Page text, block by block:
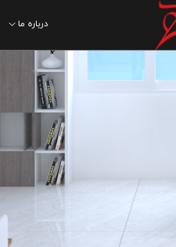
درباره ما
مدرن
سنتی